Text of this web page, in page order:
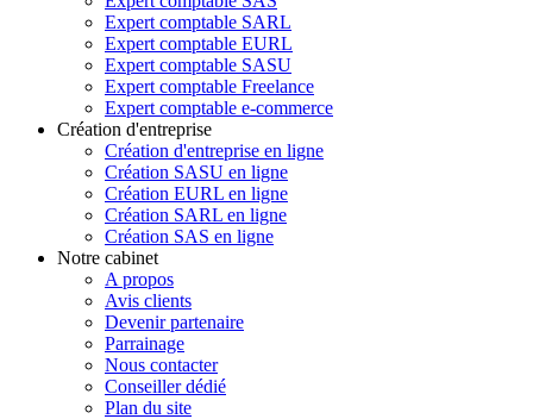
Expert comptable SARL
Expert comptable EURL
Expert comptable SASU
Expert comptable Freelance
Expert comptable e-commerce
Création d'entreprise
Création d'entreprise en ligne
Création SASU en ligne
Création EURL en ligne
Création SARL en ligne
Création SAS en ligne
Notre cabinet
A propos
Avis clients
Devenir partenaire
Parrainage
Nous contacter
Conseiller dédié
Plan du site